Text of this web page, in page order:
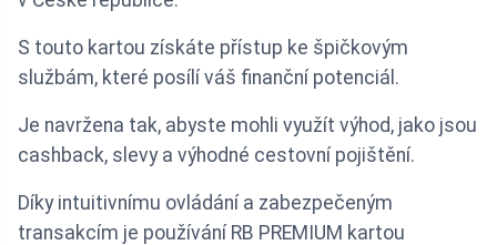
S touto kartou získáte přístup ke špičkovým
službám, které posílí váš finanční potenciál.
Je navržena tak, abyste mohli využít výhod, jako jsou
cashback, slevy a výhodné cestovní pojištění.
Díky intuitivnímu ovládání a zabezpečeným
transakcím je používání RB PREMIUM kartou